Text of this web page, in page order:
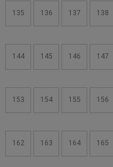
135 136 137 138
144 145 146 147
153 154 155 156
162 163 164 165